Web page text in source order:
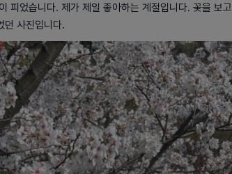
피었습니다. 제가 제일 좋아하는 계절입니다. 꽃을 보고
던 사진입니다.